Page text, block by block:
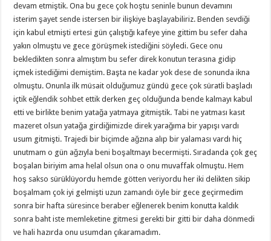
devam etmiştik. Ona bu gece çok hoştu seninle bunun devamını
isterim şayet sende istersen bir ilişkiye başlayabiliriz. Benden sevdiği
için kabul etmişti ertesi gün çalıştığı kafeye yine gittim bu sefer daha
yakın olmuştu ve gece görüşmek istediğini söyledi. Gece onu
bekledikten sonra almıştım bu sefer direk konutun terasına gidip
içmek istediğimi demiştim. Başta ne kadar yok dese de sonunda ikna
olmuştu. Onunla ilk müsait olduğumuz gündü gece çok süratli başladı
içtik eğlendik sohbet ettik derken geç olduğunda bende kalmayı kabul
etti ve birlikte benim yatağa yatmaya gitmiştik. Tabi ne yatması kasıt
mazeret olsun yatağa girdiğimizde direk yarağıma bir yapışı vardı
usum gitmişti. Trajedi bir biçimde ağzına alıp bir yalaması vardı hiç
unutmam o gün ağzıyla beni boşaltmayı becermişti. Sıradanda çok geç
boşalan biriyim ama helal olsun ona o onu muvaffak olmuştu. Hem
hoş sakso sürüklüyordu hemde götten veriyordu her iki delikten sikip
boşalmam çok iyi gelmişti uzun zamandı öyle bir gece geçirmedim
sonra bir hafta süresince beraber eğlenerek benim konutta kaldık
sonra baht iste memleketine gitmesi gerekti bir gitti bir daha dönmedi
ve hali hazırda onu usumdan çıkaramadım.